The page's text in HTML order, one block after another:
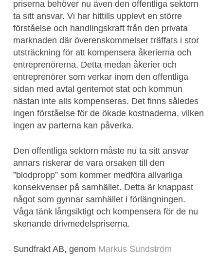
priserna behöver nu även den offentliga sektorn
ta sitt ansvar. Vi har hittills upplevt en större
förståelse och handlingskraft från den privata
marknaden där överenskommelser träffats i stor
utsträckning för att kompensera åkerierna och
entreprenörerna. Detta medan åkerier och
entreprenörer som verkar inom den offentliga
sidan med avtal gentemot stat och kommun
nästan inte alls kompenseras. Det finns således
ingen förståelse för de ökade kostnaderna, vilken
ingen av parterna kan påverka.
Den offentliga sektorn måste nu ta sitt ansvar
annars riskerar de vara orsaken till den
”blodpropp” som kommer medföra allvarliga
konsekvenser på samhället. Detta är knappast
något som gynnar samhället i förlängningen.
Våga tänk långsiktigt och kompensera för de nu
skenande drivmedelspriserna.
Sundfrakt AB, genom Markus Sundström